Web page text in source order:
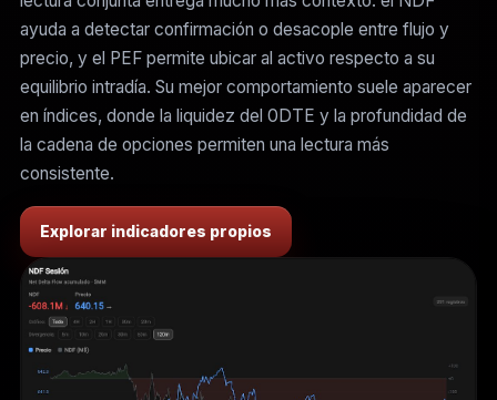
ayuda a detectar confirmación o desacople entre flujo y
precio, y el PEF permite ubicar al activo respecto a su
equilibrio intradía. Su mejor comportamiento suele aparecer
en índices, donde la liquidez del 0DTE y la profundidad de
la cadena de opciones permiten una lectura más
consistente.
Explorar indicadores propios